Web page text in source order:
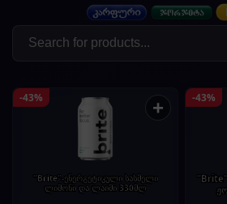
-43% +
"Brite"-ენერგეტიკული სასმელი
ლიმონი და ლაიმი 330მლ
-43%